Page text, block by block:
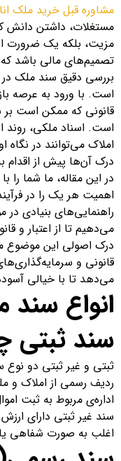
مشاوره قبل خرید ملک
مستغلات، داشتن دانش
مزیت، بلکه یک ضرورت
تصمیم‌های مالی باشد
بررسی دقیق سند ملک در
است. با ورود به عرصه
قانونی که ممکن است بر
است. اسناد ملکی، روند
املاک می‌توانند در نگاه
درک آن‌ها پیش از اقدام
در این مقاله، ما شما را
اهمیت هر یک را در
راهنمایی‌های بنیادی در
می‌دهیم تا از اعتبار و
درک اصولی این موضوع
قانونی و
می‌دهد تا با خیالی
انواع سند
سند
ثبتی و غیر ثبتی دو
ردیف رسمی از املاک و
اداره‌ی مربوط به ثبت
سند غیر ثبتی دارای
اغلب به صورت شفاهی